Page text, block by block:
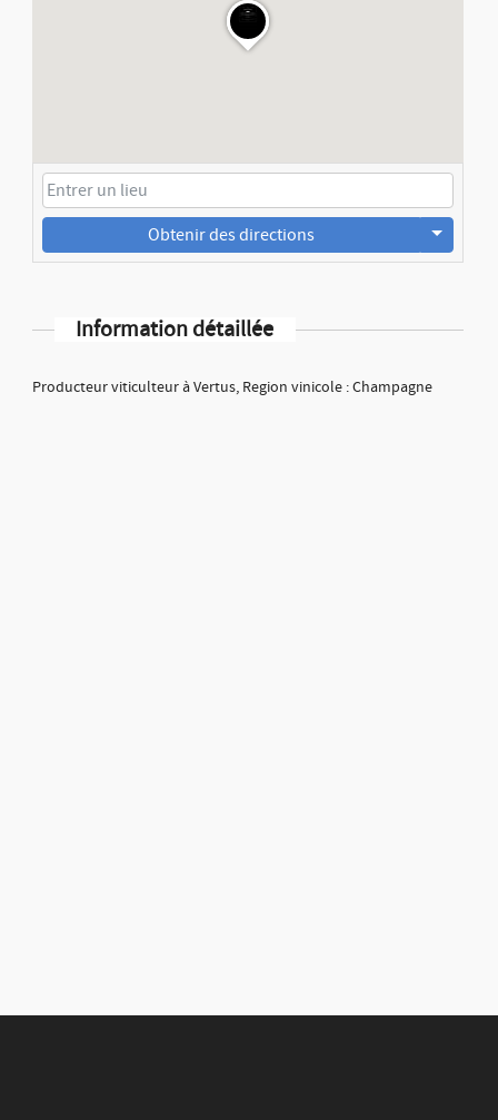
Obtenir des directions
Information détaillée
Producteur viticulteur à Vertus, Region vinicole : Champagne